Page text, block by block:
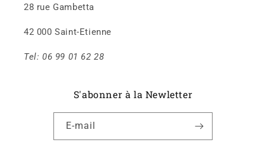
28 rue Gambetta
42 000 Saint-Etienne
Tel: 06 99 01 62 28
S'abonner à la Newletter
E-mail